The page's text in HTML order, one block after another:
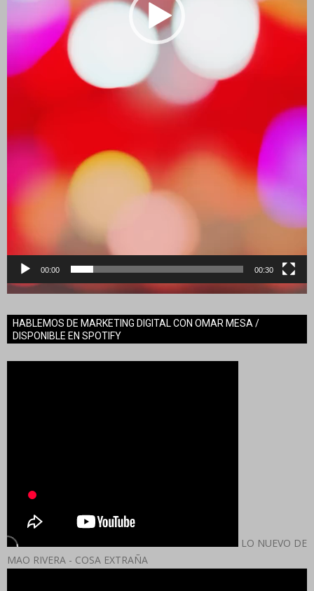
00:00 00:30
HABLEMOS DE MARKETING DIGITAL CON OMAR MESA /
DISPONIBLE EN SPOTIFY
LO NUEVO DE
MAO RIVERA - COSA EXTRAÑA